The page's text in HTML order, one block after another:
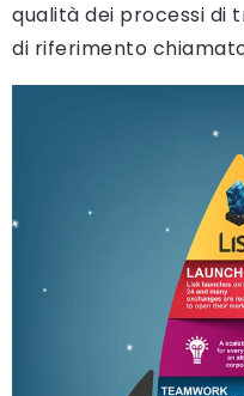
qualità dei processi di
di riferimento